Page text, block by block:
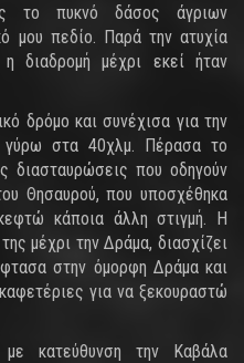
το πυκνό δάσος άγριων
μου πεδίο. Παρά την ατυχία
διαδρομή μέχρι εκεί ήταν
δρόμο και συνέχισα για την
στα 40χλμ. Πέρασα το
διασταυρώσεις που οδηγούν
Θησαυρού, που υποσχέθηκα
κάποια άλλη στιγμή. Η
μέχρι την Δράμα, διασχίζει
στην όμορφη Δράμα και
για να ξεκουραστώ
κατεύθυνση την Καβάλα